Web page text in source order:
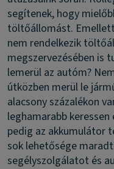
segítenek, hogy
töltőállomást.
nem rendelkezik
megszervezésében is
lemerül az autóm?
útközben merül le
alacsony százalékon
leghamarabb
pedig az akkumulátor
sok lehetősége
segélyszolgálatot és